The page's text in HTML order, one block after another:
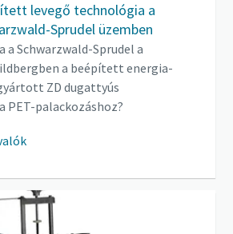
levegő technológia a
Sprudel üzemben
Schwarzwald-Sprudel a
a beépített energia-
ZD dugattyús
PET-palackozáshoz?